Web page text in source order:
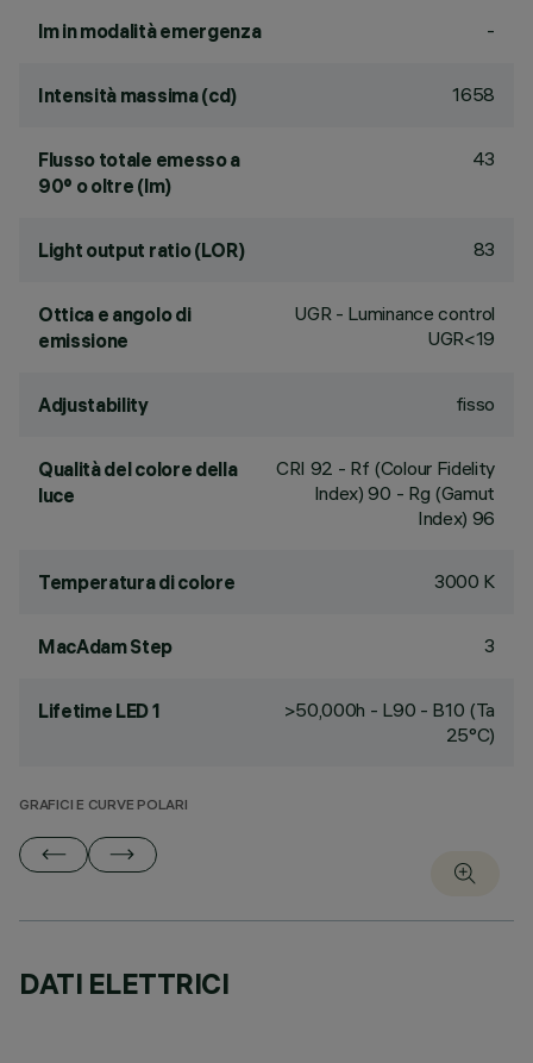
lm in modalità emergenza -
Intensità massima (cd) 1658
Flusso totale emesso a
90° o oltre (lm)
43
Light output ratio (LOR) 83
Ottica e angolo di
emissione
UGR - Luminance control
UGR<19
Adjustability fisso
Qualità del colore della
luce
CRI 92 - Rf (Colour Fidelity
Index) 90 - Rg (Gamut
Index) 96
Temperatura di colore 3000 K
MacAdam Step 3
Lifetime LED 1
>50,000h - L90 - B10 (Ta
25°C)
GRAFICI E CURVE POLARI
DATI ELETTRICI